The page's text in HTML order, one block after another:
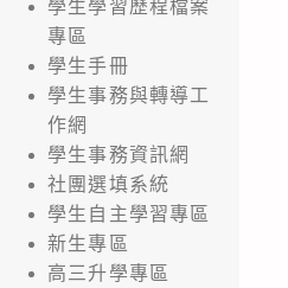
學生學習歷程檔案
專區
學生手冊
學生事務與轉導工
作網
學生事務資訊網
社團選填系統
學生自主學習專區
新生專區
高三升學專區